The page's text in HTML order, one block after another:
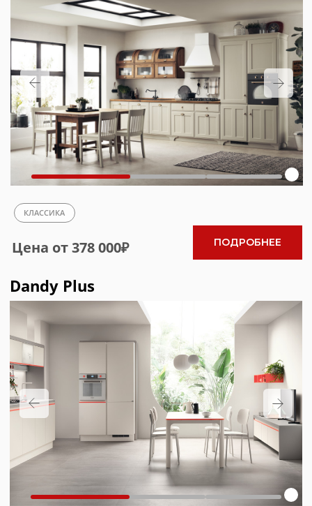
Diesel Open Workshop
ПОДРОБНЕЕ
МОДЕРН
Diesel Get Together
НОВИНКА